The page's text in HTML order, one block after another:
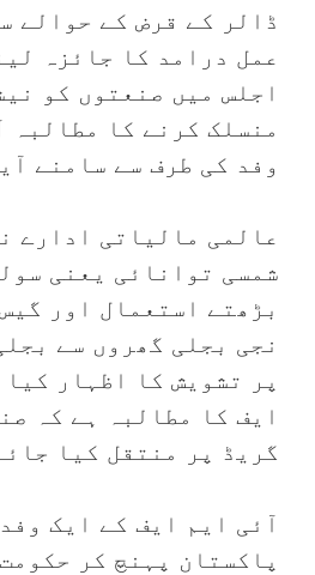
ڈالر کے قرض کے حوالے
عمل درامد کا جائزہ
اجلس میں صنعتوں کو
منسلک کرنے کا مطالبہ
وفد کی طرف سے سامنے
عالمی مالیاتی ادارے
شمسی توانائی یعنی
بڑھتے استعمال اور
نجی بجلی گھروں سے
پر تشویش کا اظہار
ایف کا مطالبہ ہے کہ
گریڈ پر منتقل کیا
آئی ایم ایف کے ایک
پاکستان پہنچ کر